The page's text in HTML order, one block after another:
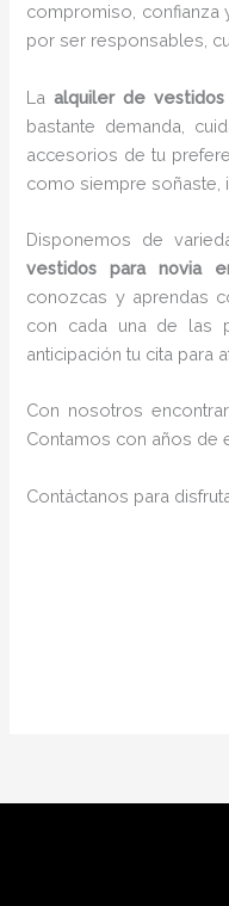
compromiso, confianza
por ser responsables,
Laalquiler de vestidos
bastante demanda,
accesorios de tu
como siempre soñaste,
Disponemos de
vestidos para novia
conozcas y aprendas
con cada una de las
anticipación tu cita para
Con nosotros
Contamos con años de
Contáctanos para